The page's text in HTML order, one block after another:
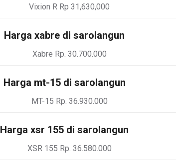
Vixion R Rp 31,630,000
Harga xabre di sarolangun
Xabre Rp. 30.700.000
Harga mt-15 di sarolangun
MT-15 Rp. 36.930.000
Harga xsr 155 di sarolangun
XSR 155 Rp. 36.580.000